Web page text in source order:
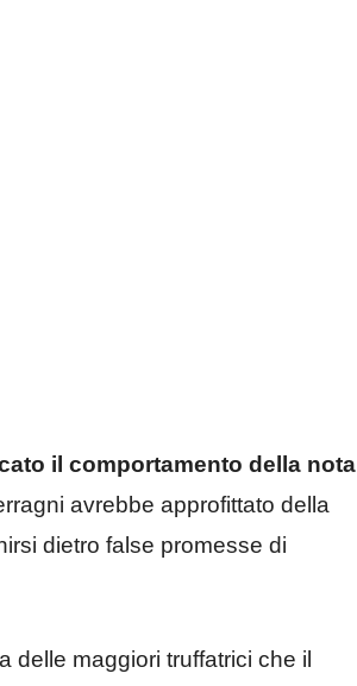
il comportamento della nota
avrebbe approfittato della
dietro false promesse di
delle maggiori truffatrici che il